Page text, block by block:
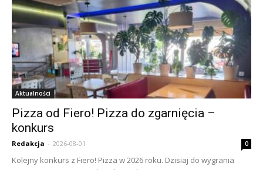
Aktualności
Pizza od Fiero! Pizza do zgarnięcia –
konkurs
Redakcja - 2026-08-01 0
Kolejny konkurs z Fiero! Pizza w 2026 roku. Dzisiaj do wygrania